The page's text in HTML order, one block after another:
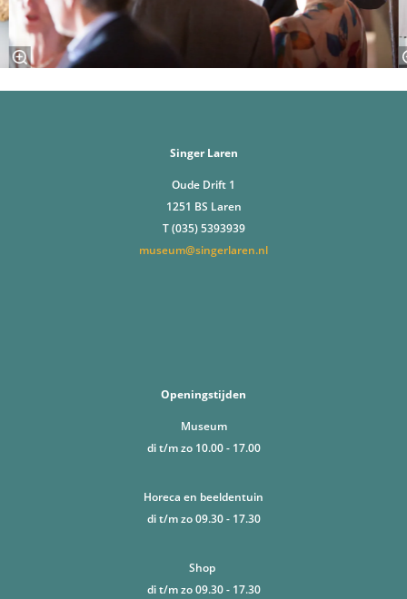
Singer Laren
Oude Drift 1
1251 BS Laren
T (035) 5393939
museum@singerlaren.nl
Openingstijden
Museum
di t/m zo 10.00 - 17.00
Horeca en beeldentuin
di t/m zo 09.30 - 17.30
Shop
di t/m zo 09.30 - 17.30